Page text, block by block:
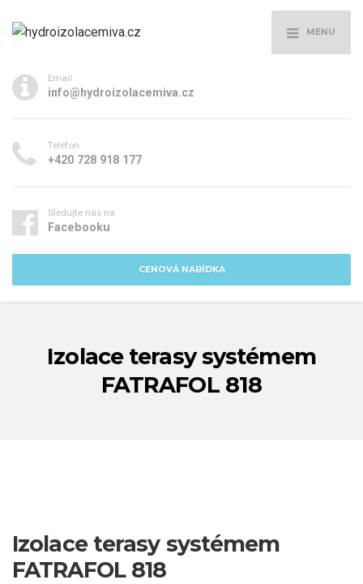
MENU
CENOVÁ NABÍDKA
Email
info@hydroizolacemiva.cz
Telefon
+420 728 918 177
Sledujte nás na
Facebooku
Izolace terasy systémem
FATRAFOL 818
Izolace terasy systémem
FATRAFOL 818